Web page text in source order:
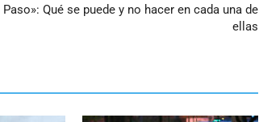
Paso»: Qué se puede y no hacer en cada una de
ellas